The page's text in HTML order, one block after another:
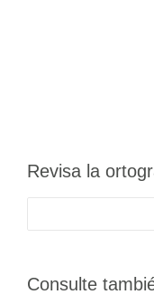
Revisa la
Consulte